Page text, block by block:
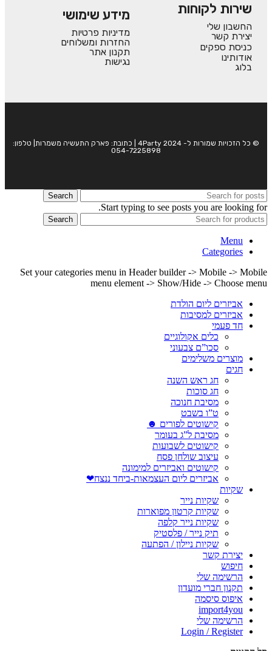
שירות לקוחות
החשבון שלי
יצירת קשר
כניסת ספקים
אודותינו
בלוג
מידע שימושי
מדיניות פרטיות
החזרות ומשלוחים
תקנון אתר
נגישות
© כל הזכויות שמורות ל- 4Party 2024 | כתובת: פארק התעשיה משמרות| טלפון:
054-7225898
Search
Start typing to see posts you are looking for.
Search
Menu
Categories
Set your categories menu in Header builder -> Mobile -> Mobile
menu element -> Show/Hide -> Choose menu
אביזרים ליום הולדת
אביזרים למסיבות
חד פעמי
כלים אקולוגיים
סכו”ם צבעוני
מוצרים משלימים
חגים
חג ראש השנה
חג סוכות
מסיבת חנוכה
ט”ו בשבט
קישוטים לפורים ☻
מסיבת ל”ג בעומר
קישוטים לשבועות
עיצוב שולחן פסח
קישוטים ואביזרים למימונה
אביזרים ליום העצמאות-ביחד ננצח❤
שקיות
שקיות נייר
שקיות קרטון מפוארות
שקיות נייר קלפה
תיק נייר / פלסטיק
שקיות ניילון / הפתעה
יצירת קשר
חיפוש
הרשימה שלי
תקנון חברי מועדון
איפוס סיסמה
import4you
הרשימה שלי
Login / Register